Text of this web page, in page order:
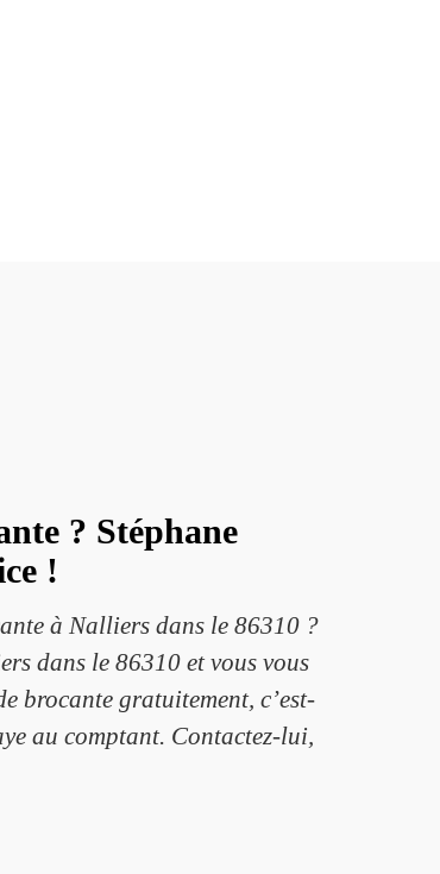
? Stéphane
!
à Nalliers dans le 86310 ?
dans le 86310 et vous vous
brocante gratuitement, c’est-
au comptant. Contactez-lui,